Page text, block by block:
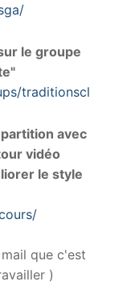
le groupe
avec
vidéo
le style
que c'est
)